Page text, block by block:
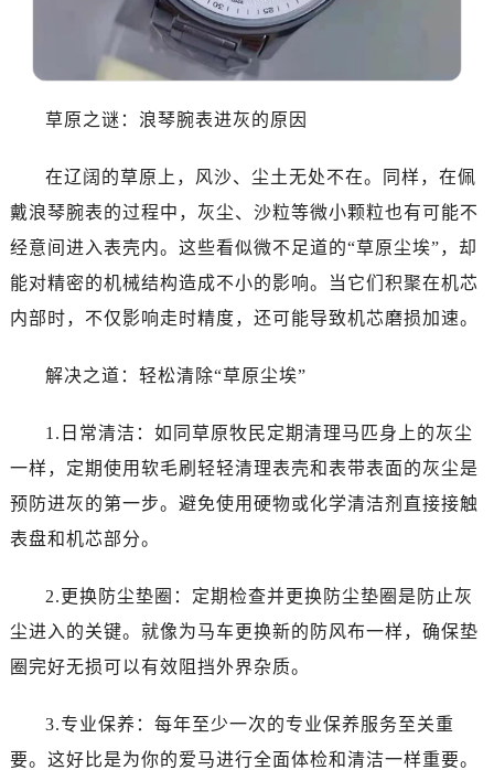
草原之谜：浪琴腕表进灰的原因
在辽阔的草原上，风沙、尘土无处不在。同样，在佩
戴浪琴腕表的过程中，灰尘、沙粒等微小颗粒也有可能不
经意间进入表壳内。这些看似微不足道的“草原尘埃”，却
能对精密的机械结构造成不小的影响。当它们积聚在机芯
内部时，不仅影响走时精度，还可能导致机芯磨损加速。
解决之道：轻松清除“草原尘埃”
1.日常清洁：如同草原牧民定期清理马匹身上的灰尘
一样，定期使用软毛刷轻轻清理表壳和表带表面的灰尘是
预防进灰的第一步。避免使用硬物或化学清洁剂直接接触
表盘和机芯部分。
2.更换防尘垫圈：定期检查并更换防尘垫圈是防止灰
尘进入的关键。就像为马车更换新的防风布一样，确保垫
圈完好无损可以有效阻挡外界杂质。
3.专业保养：每年至少一次的专业保养服务至关重
要。这好比是为你的爱马进行全面体检和清洁一样重要。